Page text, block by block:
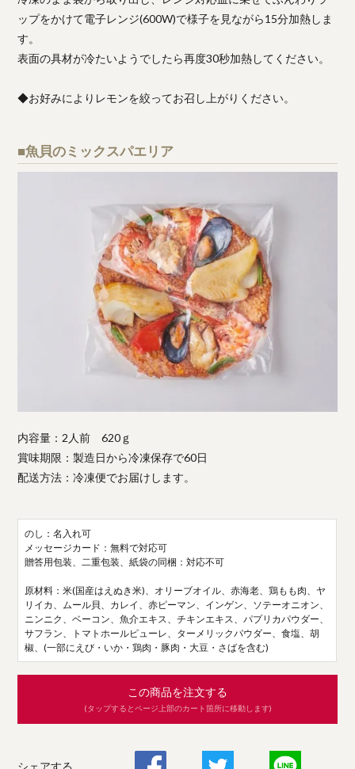
ップをかけて電子レンジ(600W)で様子を見ながら15分加熱しま
す。
表面の具材が冷たいようでしたら再度30秒加熱してください。
◆お好みによりレモンを絞ってお召し上がりください。
■魚貝のミックスパエリア
内容量：2人前 620ｇ
賞味期限：製造日から冷凍保存で60日
配送方法：冷凍便でお届けします。
のし：名入れ可
メッセージカード：無料で対応可
贈答用包装、二重包装、紙袋の同梱：対応不可
原材料：米(国産はえぬき米)、オリーブオイル、赤海老、鶏もも肉、ヤ
リイカ、ムール貝、カレイ、赤ピーマン、インゲン、ソテーオニオン、
ニンニク、ベーコン、魚介エキス、チキンエキス、パプリカパウダー、
サフラン、トマトホールピューレ、ターメリックパウダー、食塩、胡
椒、(一部にえび・いか・鶏肉・豚肉・大豆・さばを含む)
この商品を注文する
(タップするとページ上部のカート箇所に移動します)